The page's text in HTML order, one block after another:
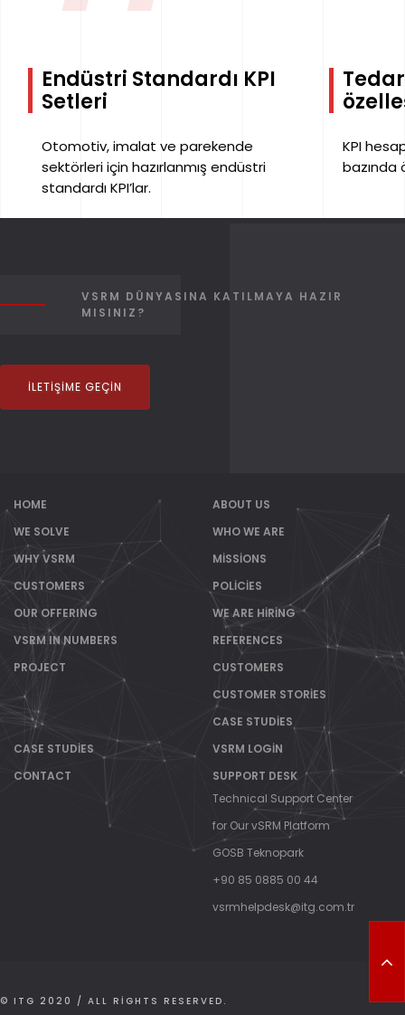
Endüstri Standardı KPI
Setleri
Otomotiv, imalat ve parekende
sektörleri için hazırlanmış endüstri
standardı KPI’lar.
KPI
bazında
VSRM DÜNYASINA KATILMAYA HAZIR
MISINIZ?
İLETIŞIME GEÇIN
HOME
WE SOLVE
WHY VSRM
CUSTOMERS
OUR OFFERING
VSRM IN NUMBERS
PROJECT
ABOUT US
WHO WE ARE
MISSIONS
POLICIES
WE ARE HIRING
REFERENCES
CUSTOMERS
CUSTOMER STORIES
CASE STUDIES
CASE STUDIES
CONTACT
VSRM LOGIN
SUPPORT DESK
Technical Support Center
for Our vSRM Platform
GOSB Teknopark
+90 85 0885 00 44
vsrmhelpdesk@itg.com.tr
© ITG 2020 / ALL RIGHTS RESERVED.